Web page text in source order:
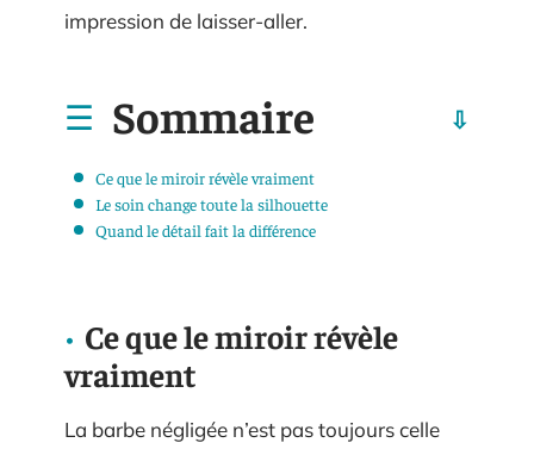
impression de laisser-aller.
Sommaire
Ce que le miroir révèle vraiment
Le soin change toute la silhouette
Quand le détail fait la différence
Ce que le miroir révèle
vraiment
La barbe négligée n’est pas toujours celle